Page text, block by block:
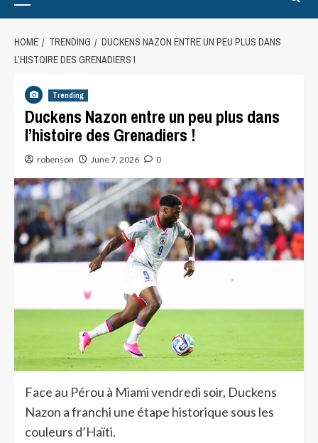
HOME TRENDING
DUCKENS NAZON ENTRE UN PEU PLUS DANS
L’HISTOIRE DES GRENADIERS !
Trending
Duckens Nazon entre un peu plus dans
l’histoire des Grenadiers !
robenson June 7, 2026 0
Face au Pérou à Miami vendredi soir, Duckens
Nazon a franchi une étape historique sous les
couleurs d’Haïti.